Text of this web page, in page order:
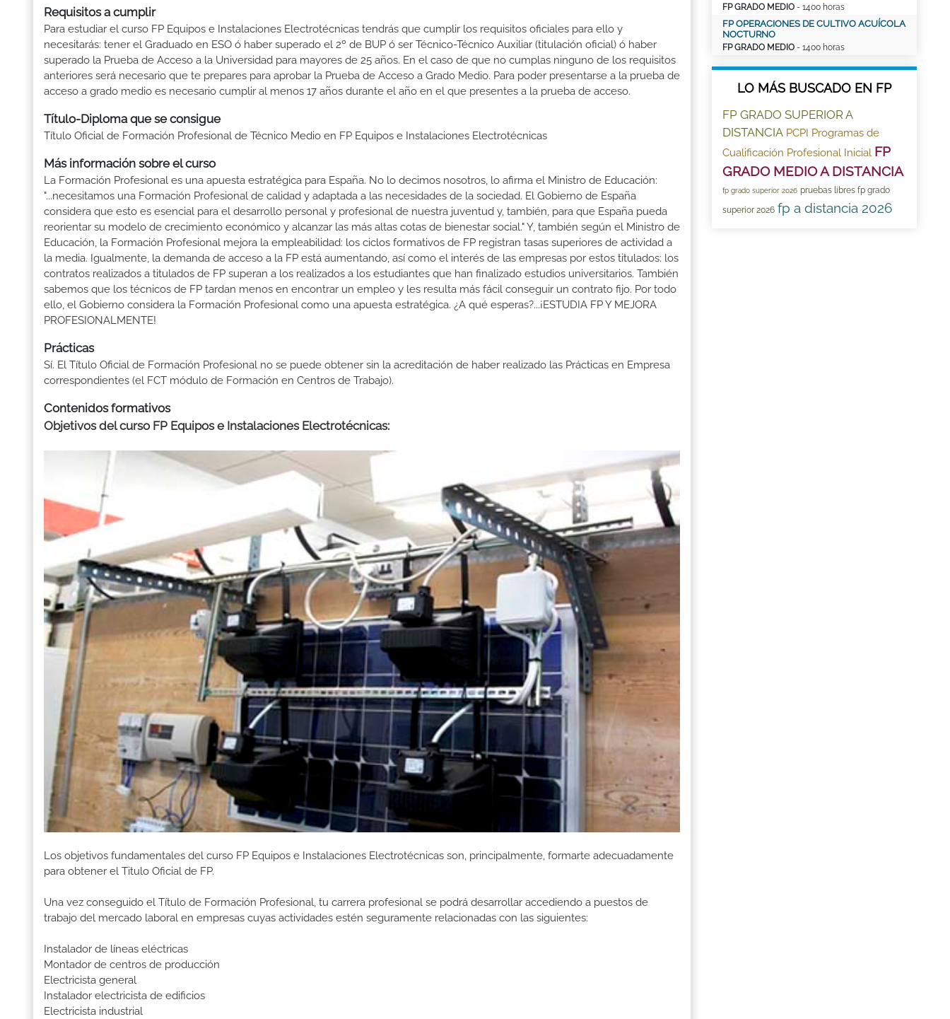
Requisitos a cumplir
Para estudiar el curso FP Equipos e Instalaciones Electrotécnicas tendrás que cumplir los requisitos oficiales para ello y
necesitarás: tener el Graduado en ESO ó haber superado el 2º de BUP ó ser Técnico-Técnico Auxiliar (titulación oficial) ó haber
superado la Prueba de Acceso a la Universidad para mayores de 25 años. En el caso de que no cumplas ninguno de los requisitos
anteriores será necesario que te prepares para aprobar la Prueba de Acceso a Grado Medio. Para poder presentarse a la prueba de
acceso a grado medio es necesario cumplir al menos 17 años durante el año en el que presentes a la prueba de acceso.
Título-Diploma que se consigue
Título Oficial de Formación Profesional de Técnico Medio en FP Equipos e Instalaciones Electrotécnicas
Más información sobre el curso
La Formación Profesional es una apuesta estratégica para España. No lo decimos nosotros, lo afirma el Ministro de Educación:
"...necesitamos una Formación Profesional de calidad y adaptada a las necesidades de la sociedad. El Gobierno de España
considera que esto es esencial para el desarrollo personal y profesional de nuestra juventud y, también, para que España pueda
reorientar su modelo de crecimiento económico y alcanzar las más altas cotas de bienestar social." Y, también según el Ministro de
Educación, la Formación Profesional mejora la empleabilidad: los ciclos formativos de FP registran tasas superiores de actividad a
la media. Igualmente, la demanda de acceso a la FP está aumentando, así como el interés de las empresas por estos titulados: los
contratos realizados a titulados de FP superan a los realizados a los estudiantes que han finalizado estudios universitarios. También
sabemos que los técnicos de FP tardan menos en encontrar un empleo y les resulta más fácil conseguir un contrato fijo. Por todo
ello, el Gobierno considera la Formación Profesional como una apuesta estratégica. ¿A qué esperas?...¡ESTUDIA FP Y MEJORA
PROFESIONALMENTE!
Prácticas
Sí. El Título Oficial de Formación Profesional no se puede obtener sin la acreditación de haber realizado las Prácticas en Empresa
correspondientes (el FCT módulo de Formación en Centros de Trabajo).
Contenidos formativos
Objetivos del curso FP Equipos e Instalaciones Electrotécnicas:
Los objetivos fundamentales del curso FP Equipos e Instalaciones Electrotécnicas son, principalmente, formarte adecuadamente
para obtener el Titulo Oficial de FP.
Una vez conseguido el Título de Formación Profesional, tu carrera profesional se podrá desarrollar accediendo a puestos de
trabajo del mercado laboral en empresas cuyas actividades estén seguramente relacionadas con las siguientes:
Instalador de líneas eléctricas
Montador de centros de producción
Electricista general
Instalador electricista de edificios
Electricista industrial
FP GRADO MEDIO - 1400 horas
FP OPERACIONES DE CULTIVO ACUÍCOLA
NOCTURNO
FP GRADO MEDIO - 1400 horas
LO MÁS BUSCADO EN FP
FP GRADO SUPERIOR A
DISTANCIA PCPI Programas de
Cualificación Profesional Inicial FP
GRADO MEDIO A DISTANCIA
fp grado superior 2026 pruebas libres fp grado
superior 2026 fp a distancia 2026